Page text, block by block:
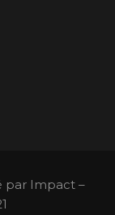
par Impact –